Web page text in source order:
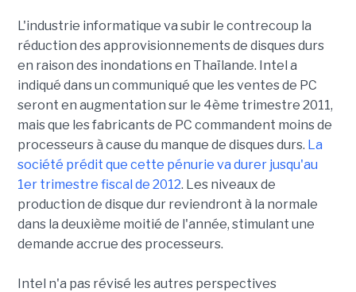
L'industrie informatique va subir le contrecoup la
réduction des approvisionnements de disques durs
en raison des inondations en Thaïlande. Intel a
indiqué dans un communiqué que les ventes de PC
seront en augmentation sur le 4ème trimestre 2011,
mais que les fabricants de PC commandent moins de
processeurs à cause du manque de disques durs. La
société prédit que cette pénurie va durer jusqu'au
1er trimestre fiscal de 2012. Les niveaux de
production de disque dur reviendront à la normale
dans la deuxième moitié de l'année, stimulant une
demande accrue des processeurs.
Intel n'a pas révisé les autres perspectives